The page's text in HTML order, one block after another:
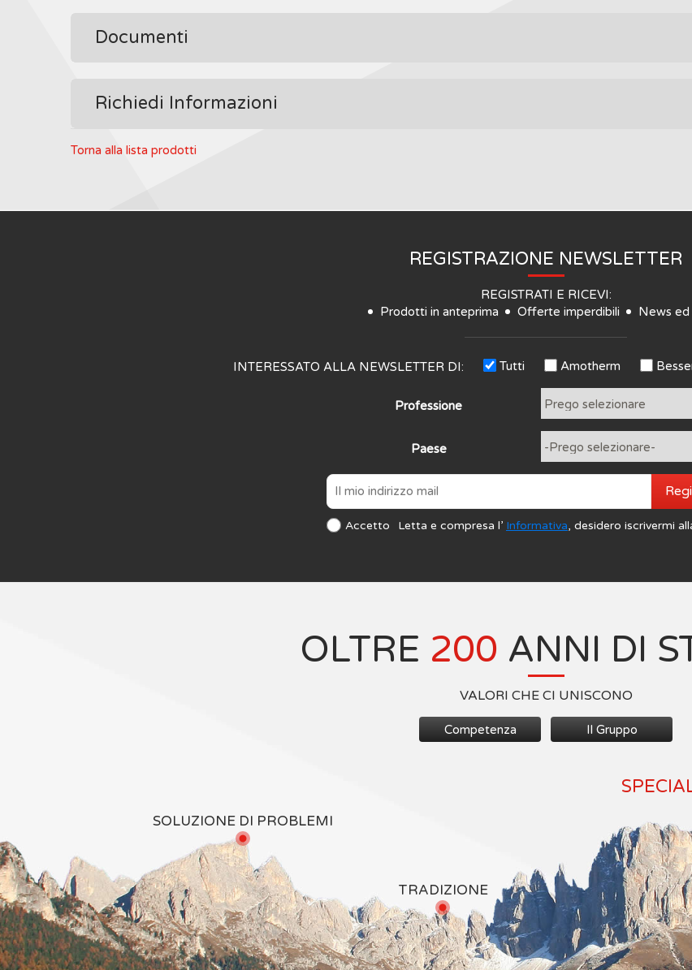
Documenti
Richiedi Informazioni
Torna alla lista prodotti
REGISTRAZIONE NEWSLETTER
REGISTRATI E RICEVI:
Prodotti in anteprima
Offerte imperdibili News
INTERESSATO ALLA NEWSLETTER DI: Tutti Amotherm
Professione
Paese
Accetto Letta e compresa l’ Informativa, desidero iscrivermi
OLTRE 200 ANNI DI
VALORI CHE CI UNISCONO
Competenza Il Gruppo
SOLUZIONE DI PROBLEMI
TRADIZIONE